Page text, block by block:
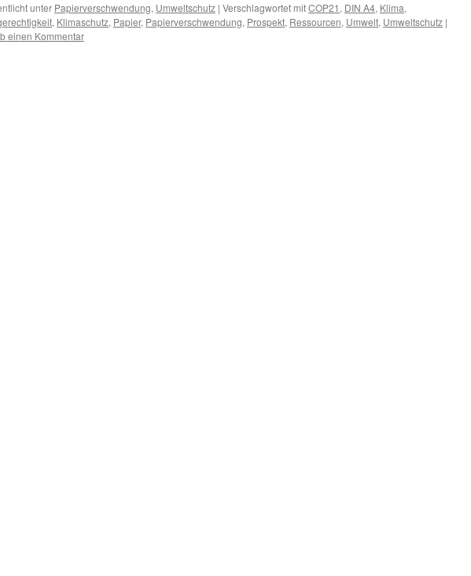
unter Papierverschwendung, Umweltschutz | Verschlagwortet mitCOP21 , DIN A4, Klima,
, Klimaschutz, Papier, Papierverschwendung, Prospekt, Ressourcen, Umwelt, Umweltschutz |
einen Kommentar